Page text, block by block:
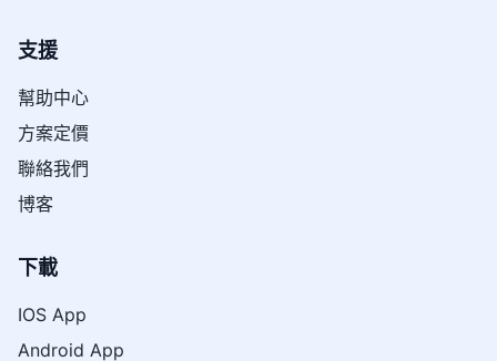
支援
幫助中心
方案定價
聯絡我們
博客
下載
IOS App
Android App